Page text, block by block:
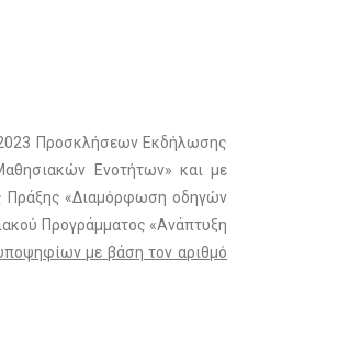
Προσκλήσεων Εκδήλωσης
Ενοτήτων» και με
Πράξης «Διαμόρφωση οδηγών
Προγράμματος «Ανάπτυξη
με βάση τον αριθμό